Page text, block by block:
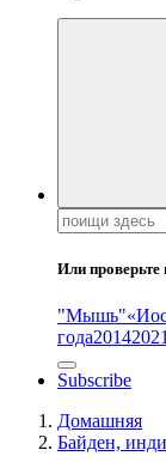
Поиск:
Или
"Мышь"
года2014
Subscribe
Домашняя
Байден,